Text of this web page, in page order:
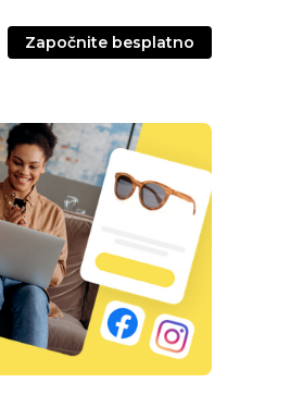
Započnite besplatno